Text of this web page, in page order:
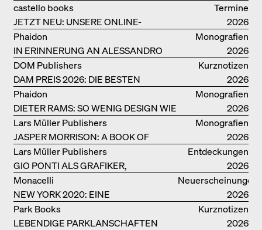
Termine
JETZT NEU: UNSERE ONLINE-
BUCHHANDLUNG
castello books
2026
Monografien
IN ERINNERUNG AN ALESSANDRO
MENDINI
Phaidon
2026
Kurznotizen
DAM PREIS 2026: DIE BESTEN
BAUTEN IN/AUS DEUTSCHLAND
DOM Publishers
2026
Monografien
DIETER RAMS: SO WENIG DESIGN WIE
MÖGLICH
Phaidon
2026
Monografien
JASPER MORRISON: A BOOK OF
THINGS
Lars Müller Publishers
2026
Entdeckungen
GIO PONTI ALS GRAFIKER,
ARCHITEKT, DESIGNER….
Lars Müller Publishers
2026
Neuerscheinungen
NEW YORK 2020: EINE
ENZYKLOPÄDIE DER ARCHITEKTUR
Monacelli
2026
Kurznotizen
LEBENDIGE PARKLANSCHAFTEN
Park Books
2026